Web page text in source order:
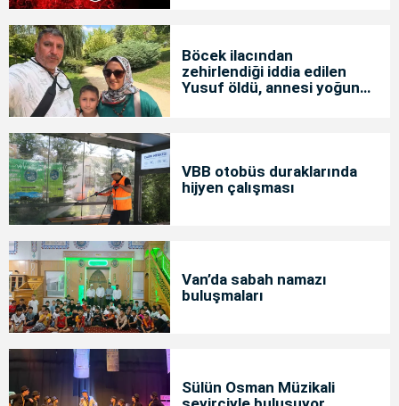
Böcek ilacından
zehirlendiği iddia edilen
Yusuf öldü, annesi yoğun
VBB otobüs duraklarında
hijyen çalışması
Van’da sabah namazı
buluşmaları
Sülün Osman Müzikali